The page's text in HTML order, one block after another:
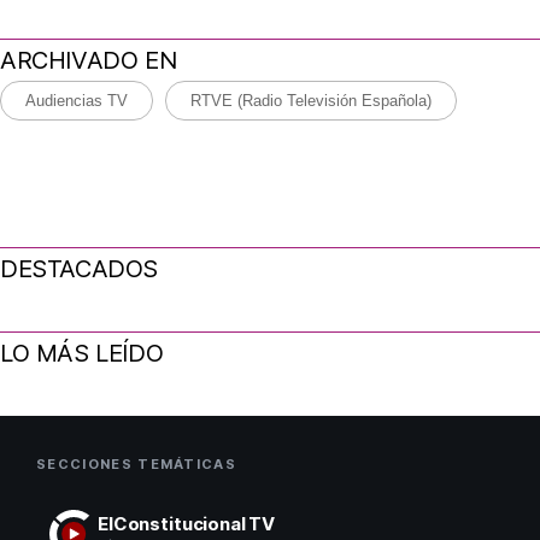
ARCHIVADO EN
Audiencias TV RTVE (Radio Televisión Española)
DESTACADOS
LO MÁS LEÍDO
SECCIONES TEMÁTICAS
ElConstitucional TV